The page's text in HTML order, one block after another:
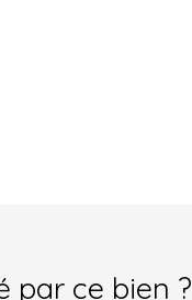
par ce bien ?